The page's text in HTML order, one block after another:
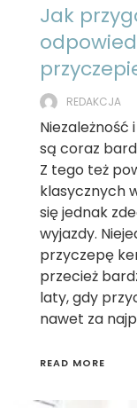
Jak
REDAKCJA
są coraz
Z tego też
klasycznych
się jednak
wyjazdy.
przyczepę
przecież
laty, gdy
nawet za
READ MORE